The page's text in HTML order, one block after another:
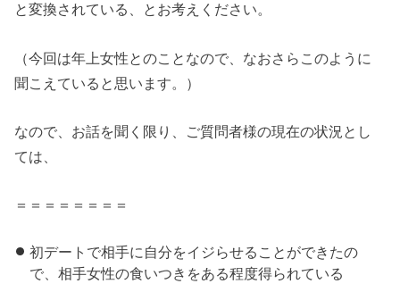
と変換されている、とお考えください。
（今回は年上女性とのことなので、なおさらこのように
聞こえていると思います。）
なので、お話を聞く限り、ご質問者様の現在の状況とし
ては、
＝＝＝＝＝＝＝＝
初デートで相手に自分をイジらせることができたの
で、相手女性の食いつきをある程度得られている